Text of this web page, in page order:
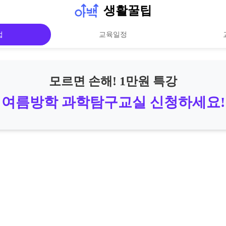
생활꿀팁
교육일정
모르면 손해! 1만원 특강
여름방학 과학탐구교실 신청하세요!